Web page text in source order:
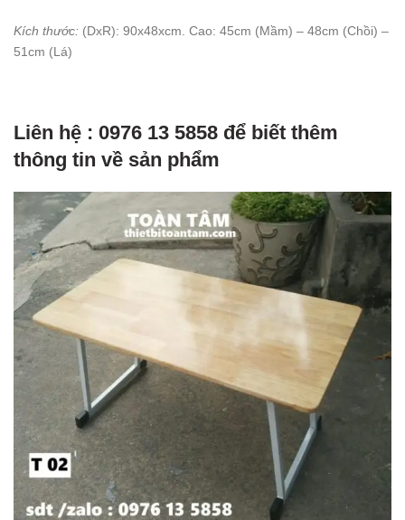
Kích thước: (DxR): 90x48xcm. Cao: 45cm (Mầm) – 48cm (Chồi) –
51cm (Lá)
Liên hệ : 0976 13 5858 để biết thêm
thông tin về sản phẩm